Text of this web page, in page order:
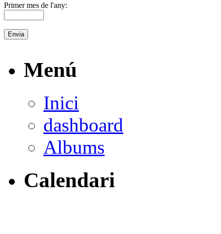
Primer mes de l'any:
Menú
Inici
dashboard
Albums
Calendari